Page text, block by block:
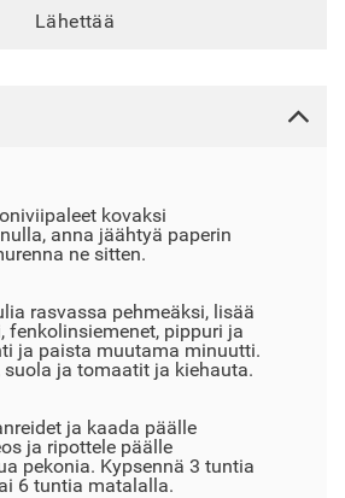
Lähettää
kovaksi
anna jäähtyä paperin
ne sitten.
rasvassa pehmeäksi, lisää
fenkolinsiemenet, pippuri ja
ja paista muutama minuutti.
suola ja tomaatit ja kiehauta.
ja kaada päälle
ja ripottele päälle
pekonia. Kypsennä 3 tuntia
6 tuntia matalalla.